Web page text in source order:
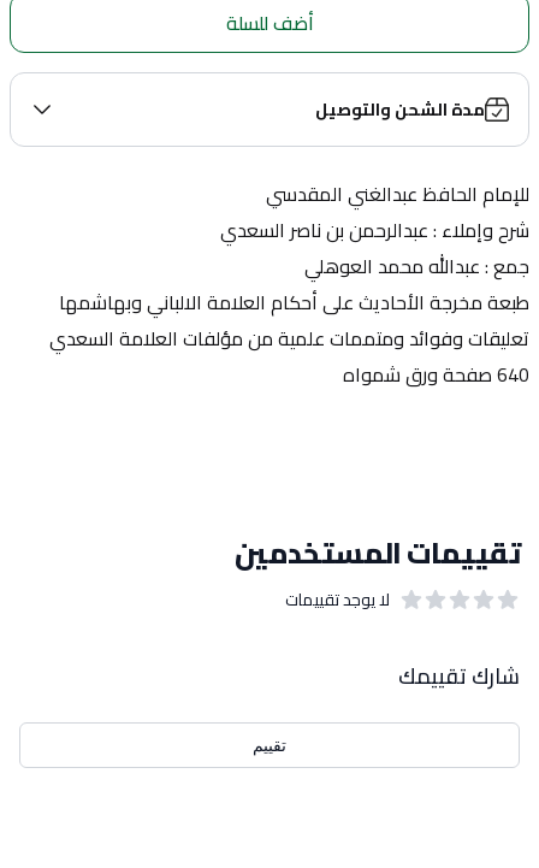
أضف للسلة
مدة الشحن والتوصيل
للإمام الحافظ عبدالغني المقدسي
شرح وإملاء : عبدالرحمن بن ناصر السعدي
جمع : عبدالله محمد العوهلي
تعليقات وفوائد ومتممات علمية من مؤلفات العلامة السعدي
640 صفحة ورق شمواه
تقييمات المستخدمين
لا يوجد تقييمات
شارك تقييمك
تقييم